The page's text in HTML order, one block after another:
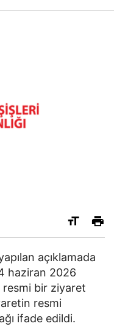
açıklamada
haziran 2026
resmi bir ziyaret
resmi
ifade edildi.